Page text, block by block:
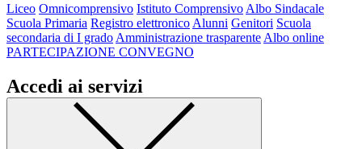
Liceo Omnicomprensivo Istituto Comprensivo Albo Sindacale
Scuola Primaria Registro elettronico Alunni Genitori Scuola
secondaria di I grado Amministrazione trasparente Albo online
PARTECIPAZIONE CONVEGNO
Accedi ai servizi